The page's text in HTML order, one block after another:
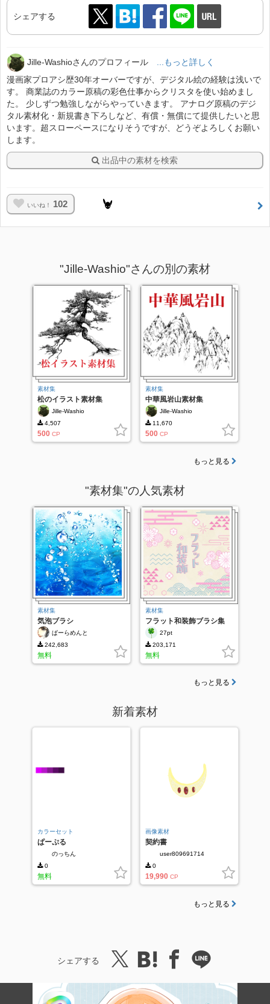
シェアする
Jille-Washioさんのプロフィール
...もっと詳しく
漫画家プロアシ歴30年オーバーですが、デジタル絵の経験は浅いで
す。 商業誌のカラー原稿の彩色仕事からクリスタを使い始めまし
た。 少しずつ勉強しながらやっていきます。 アナログ原稿のデジ
タル素材化・新規書き下ろしなど、有償・無償にて提供したいと思
います。超スローペースになりそうですが、どうぞよろしくお願い
します。
出品中の素材を検索
いいね！ 102
"Jille-Washio"さんの別の素材
素材集
松のイラスト素材集
Jille-Washio
4,507
500 CP
素材集
中華風岩山素材集
Jille-Washio
11,670
500 CP
もっと見る
"素材集"の人気素材
素材集
気泡ブラシ
ぱーらめんと
242,683
無料
素材集
フラット和装飾ブラシ集
27pt
203,171
無料
もっと見る
新着素材
カラーセット
ぱーぷる
のっちん
0
無料
画像素材
契約書
user809691714
0
19,990 CP
もっと見る
シェアする